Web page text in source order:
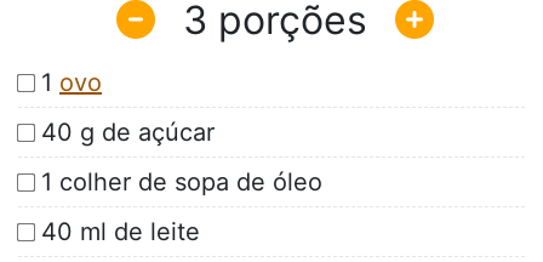
3
1 ovo
40 g de açúcar
1 colher de sopa de óleo
40 ml de leite